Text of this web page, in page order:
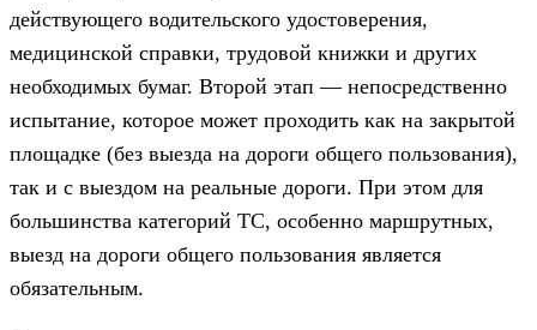
действующего водительского удостоверения,
медицинской справки, трудовой книжки и других
необходимых бумаг. Второй этап — непосредственно
испытание, которое может проходить как на закрытой
площадке (без выезда на дороги общего пользования),
так и с выездом на реальные дороги. При этом для
большинства категорий ТС, особенно маршрутных,
выезд на дороги общего пользования является
обязательным.